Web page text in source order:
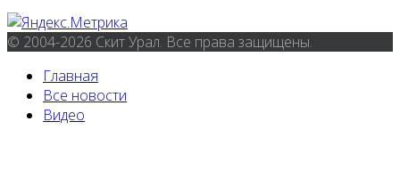
© 2004-2026 Скит Урал. Все права защищены.
Главная
Все новости
Видео